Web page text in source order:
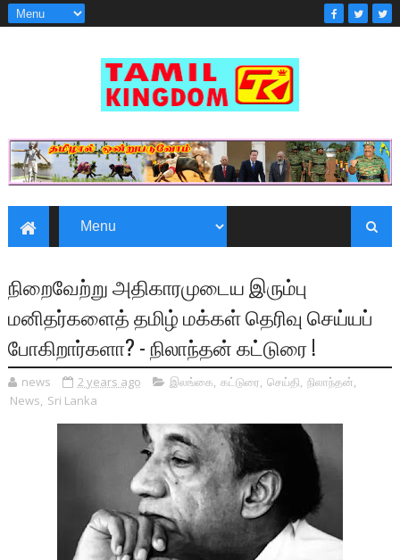
நிறைவேற்று அதிகாரமுடைய இரும்பு
மனிதர்களைத் தமிழ் மக்கள் தெரிவு செய்யப்
போகிறார்களா? - நிலாந்தன் கட்டுரை !
news 2 years ago இலங்கை, கட்டுரை, செய்தி, நிலாந்தன்,
News, Sri Lanka